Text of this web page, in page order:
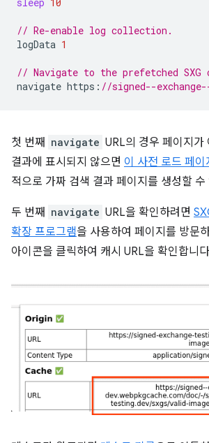
// Re-enable log collection.
logData 1
// Navigate to the prefetched SXG
navigate https : //signed--
첫 번째 navigate URL의 경우 페이지
결과에 표시되지 않으면 이 사전 로드 페이
적으로 가짜 검색 결과 페이지를 생성할 수
두 번째 navigate URL을 확인하려면
확장 프로그램을 사용하여 페이지를 방문
아이콘을 클릭하여 캐시 URL을 확인합니